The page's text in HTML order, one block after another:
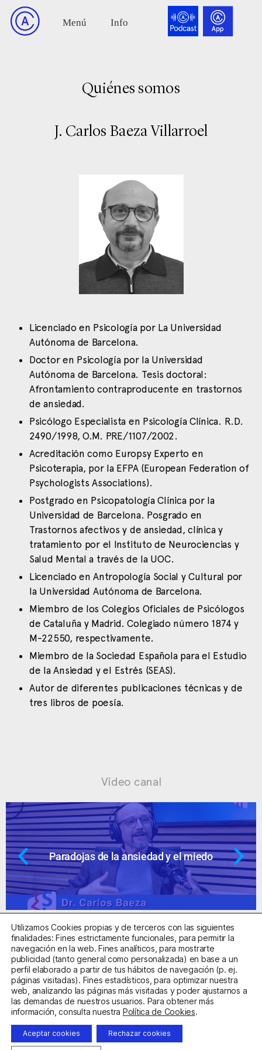
Quiénes somos
J. Carlos Baeza Villarroel
Licenciado en Psicología por La Universidad
Autónoma de Barcelona.
Doctor en Psicología por la Universidad
Autónoma de Barcelona. Tesis doctoral:
Afrontamiento contraproducente en trastornos
de ansiedad.
Psicólogo Especialista en Psicología Clínica. R.D.
2490/1998, O.M. PRE/1107/2002.
Acreditación como Europsy Experto en
Psicoterapia, por la EFPA (European Federation of
Psychologists Associations).
Postgrado en Psicopatología Clínica por la
Universidad de Barcelona. Posgrado en
Trastornos afectivos y de ansiedad, clínica y
tratamiento por el Instituto de Neurociencias y
Salud Mental a través de la UOC.
Licenciado en Antropología Social y Cultural por
la Universidad Autónoma de Barcelona.
Miembro de los Colegios Oficiales de Psicólogos
de Cataluña y Madrid. Colegiado número 1874 y
M-22550, respectivamente.
Miembro de la Sociedad Española para el Estudio
de la Ansiedad y el Estrés (SEAS).
Autor de diferentes publicaciones técnicas y de
tres libros de poesía.
Vídeo canal
Paradojas de la ansiedad y el miedo
Centro Sanitario Autorizado con el código E08737002
Aviso LegalPolítica de PrivacidadPolítica de Cookies
Clínica de la Ansiedad. Teléfonos:932263020
Utilizamos Cookies propias y de terceros con las siguientes
finalidades: Fines estrictamente funcionales, para permitir la
navegación en la web. Fines analíticos, para mostrarte
publicidad (tanto general como personalizada) en base a un
perfil elaborado a partir de tus hábitos de navegación (p. ej.
páginas visitadas). Fines estadísticos, para optimizar nuestra
web, analizando las páginas más visitadas y poder ajustarnos a
las demandas de nuestros usuarios. Para obtener más
información, consulta nuestra Política de Cookies.
Aceptar cookies Rechazar cookies